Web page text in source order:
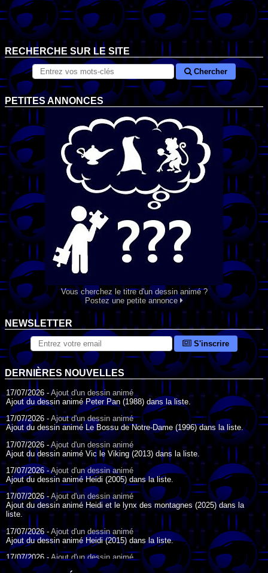
RECHERCHE SUR LE SITE
Chercher
PETITES ANNONCES
Vous cherchez le titre d'un dessin animé ?
Postez une petite annonce
NEWSLETTER
S'inscrire
DERNIÈRES NOUVELLES
17/07/2026 -Ajout d'un dessin animé
Ajout du dessin animé Peter Pan (1988) dans la liste.
17/07/2026 - Ajout d'un dessin animé
Ajout du dessin animé Le Bossu de Notre-Dame (1996) dans la liste.
17/07/2026 -Ajout d'un dessin animé
Ajout du dessin animé Vic le Viking (2013) dans la liste.
17/07/2026 -Ajout d'un dessin animé
Ajout du dessin animé Heidi (2005) dans la liste.
17/07/2026 -Ajout d'un dessin animé
Ajout du dessin animé Heidi et le lynx des montagnes (2025) dans la
liste.
17/07/2026 -Ajout d'un dessin animé
Ajout du dessin animé Heidi (2015) dans la liste.
17/07/2026 - Ajout d'un dessin animé
Ajout du dessin animé Heidi (1995) dans la liste.